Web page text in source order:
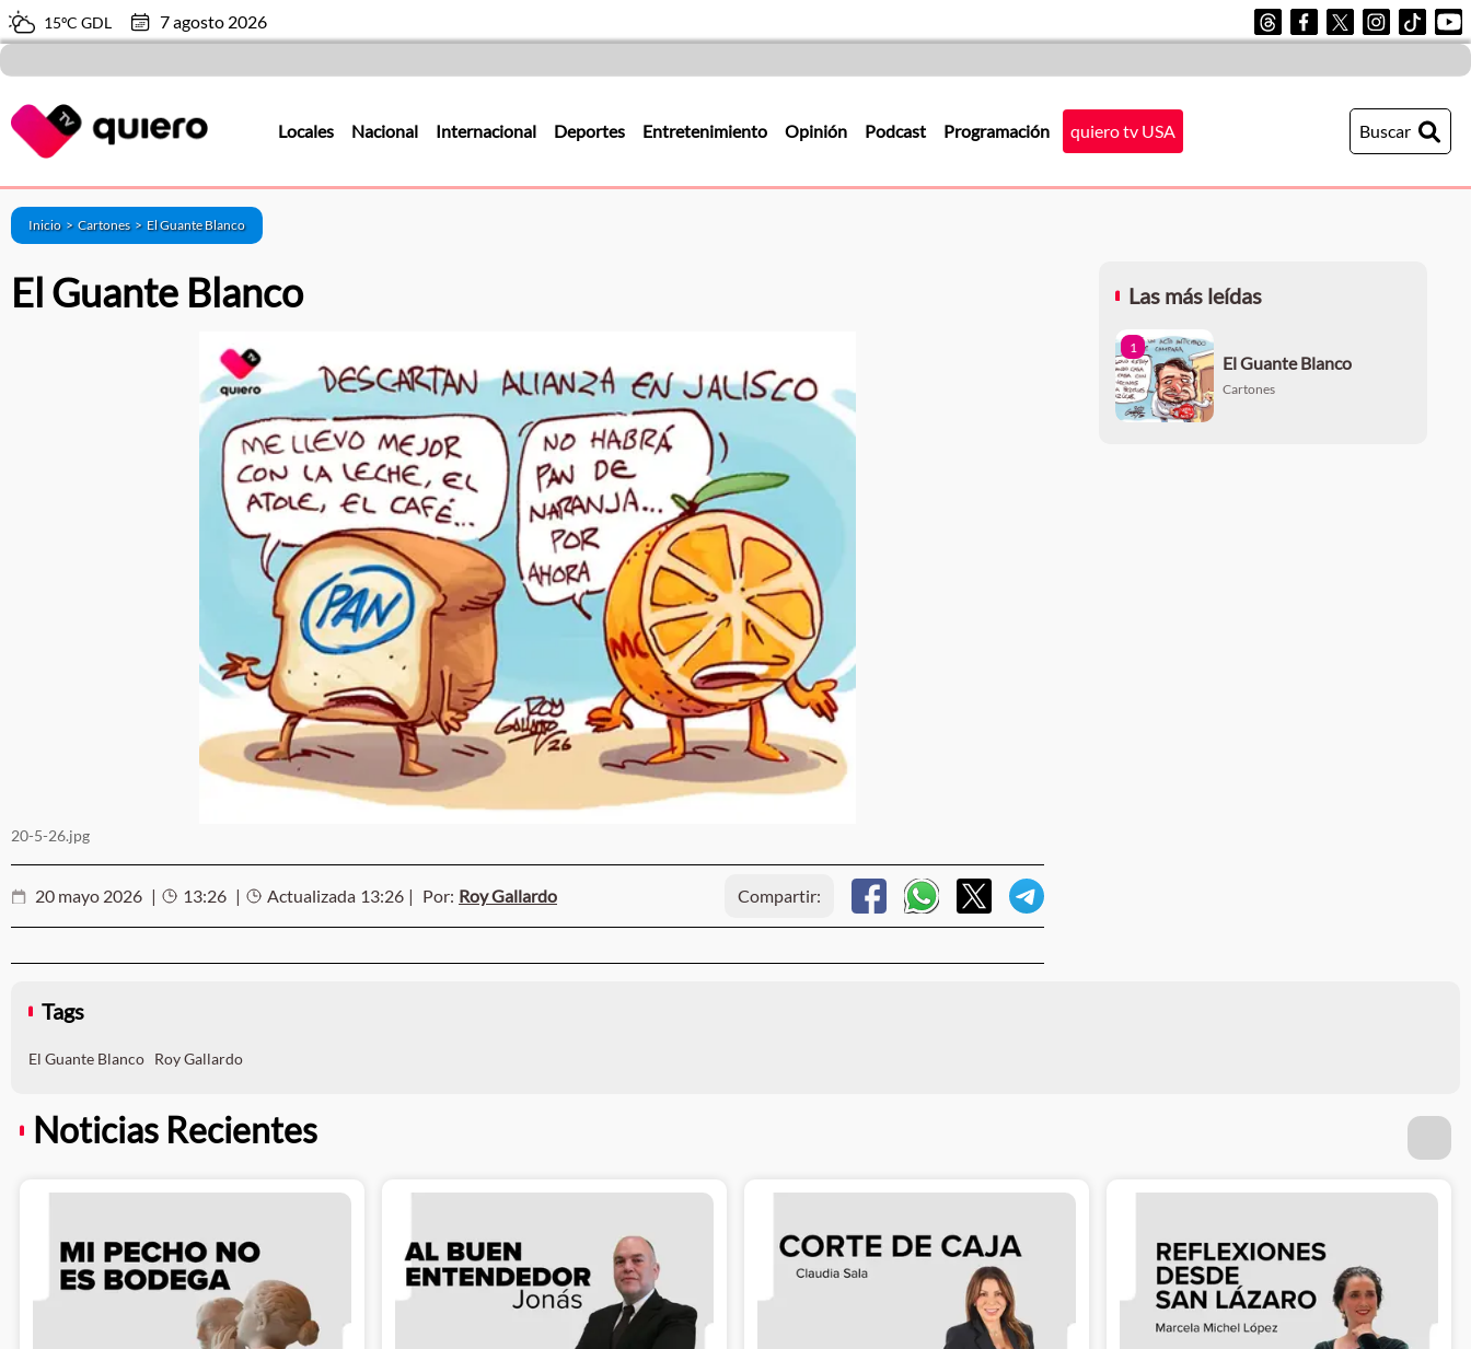
15ºC GDL 7 agosto 2026
Locales Nacional Internacional Deportes Entretenimiento Opinión Podcast Programación quiero tv USA Buscar
Inicio > Cartones> El Guante Blanco
El Guante Blanco
20-5-26.jpg
20 mayo 2026 | 13:26 | Actualizada 13:26 | Por: Roy Gallardo Compartir:
Las más leídas
1
El Guante Blanco
Cartones
Tags
El Guante Blanco Roy Gallardo
Noticias Recientes